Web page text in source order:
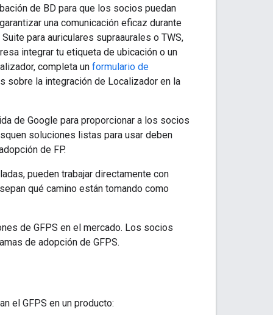
de BD para que los socios puedan
una comunicación eficaz durante
para auriculares supraaurales o TWS,
integrar tu etiqueta de ubicación o un
completa un formulario de
sobre la integración de Localizador en la
de Google para proporcionar a los socios
soluciones listas para usar deben
de FP.
pueden trabajar directamente con
qué camino están tomando como
de GFPS en el mercado. Los socios
de adopción de GFPS.
el GFPS en un producto: